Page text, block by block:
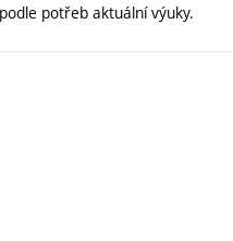
potřeb aktuální výuky.